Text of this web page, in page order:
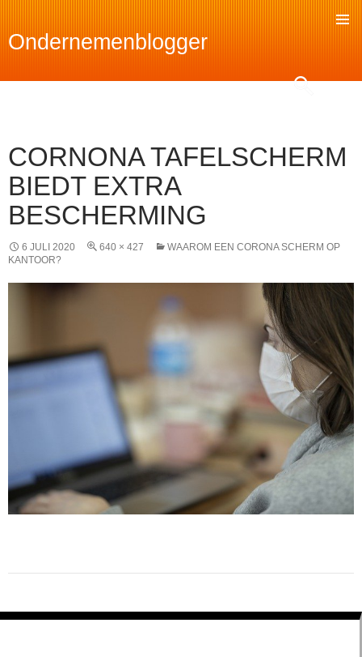
Ondernemenblogger
CORNONA TAFELSCHERM
BIEDT EXTRA
BESCHERMING
6 JULI 2020 640 × 427
WAAROM EEN CORONA SCHERM OP
KANTOOR?